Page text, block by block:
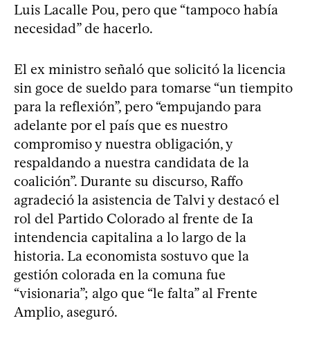
Luis Lacalle Pou, pero que “tampoco había
necesidad” de hacerlo.
El ex ministro señaló que solicitó la licencia
sin goce de sueldo para tomarse “un tiempito
para la reflexión”, pero “empujando para
adelante por el país que es nuestro
compromiso y nuestra obligación, y
respaldando a nuestra candidata de la
coalición”. Durante su discurso, Raffo
agradeció la asistencia de Talvi y destacó el
rol del Partido Colorado al frente de Ia
intendencia capitalina a lo largo de la
historia. La economista sostuvo que la
gestión colorada en la comuna fue
“visionaria”; algo que “le falta” al Frente
Amplio, aseguró.